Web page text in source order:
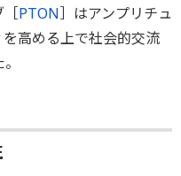
［PTON］はアンプリチュ
高める上で社会的交流